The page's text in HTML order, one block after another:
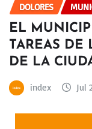
DOLORES
EL
TAREAS DE
DE LA
index Jul